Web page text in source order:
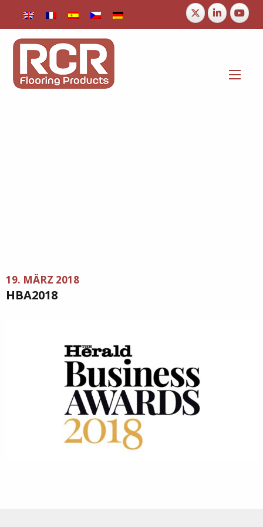
19. MÄRZ 2018
HBA2018